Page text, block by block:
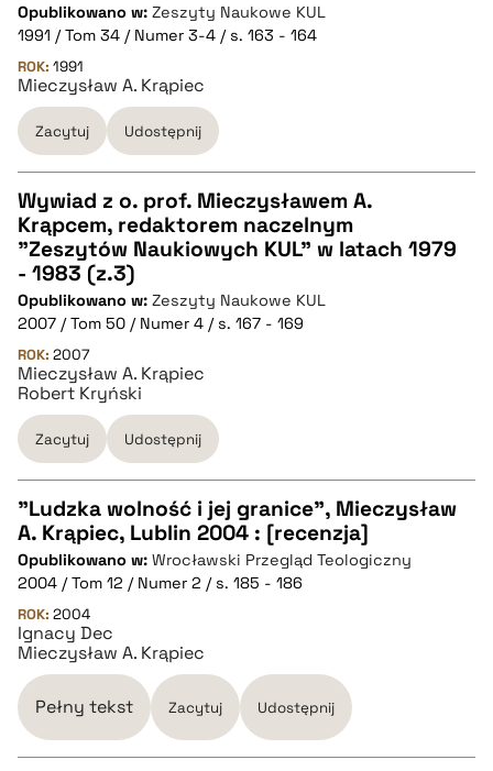
pobierz cytat
BIBTEX
pobierz cytat
Opublikowano w: Zeszyty Naukowe KUL
1991 / Tom 34 / Numer 3-4 / s. 163 - 164
ROK: 1991
Mieczysław A. Krąpiec
Zacytuj Udostępnij
CZYSTY TEKST
pobierz cytat
BIBTEX
pobierz cytat
Wywiad z o. prof. Mieczysławem A.
Krąpcem, redaktorem naczelnym
"Zeszytów Naukiowych KUL" w latach 1979
- 1983 (z.3)
Opublikowano w: Zeszyty Naukowe KUL
2007 / Tom 50 / Numer 4 / s. 167 - 169
ROK: 2007
Mieczysław A. Krąpiec
Robert Kryński
Zacytuj Udostępnij
CZYSTY TEKST
pobierz cytat
BIBTEX
pobierz cytat
"Ludzka wolność i jej granice", Mieczysław
A. Krąpiec, Lublin 2004 : [recenzja]
Opublikowano w: Wrocławski Przegląd Teologiczny
2004 / Tom 12 / Numer 2 / s. 185 - 186
ROK: 2004
Ignacy Dec
Mieczysław A. Krąpiec
Pełny tekst Zacytuj Udostępnij